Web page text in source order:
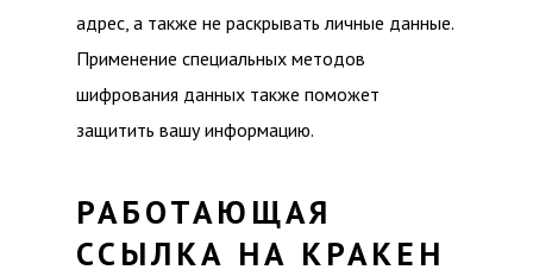
адрес, а также не раскрывать личные данные.
Применение специальных методов
шифрования данных также поможет
защитить вашу информацию.
РАБОТАЮЩАЯ
ССЫЛКА НА КРАКЕН